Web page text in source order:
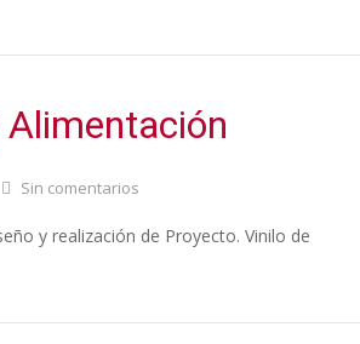
Sin comentarios
y realización de Proyecto. Vinilo de